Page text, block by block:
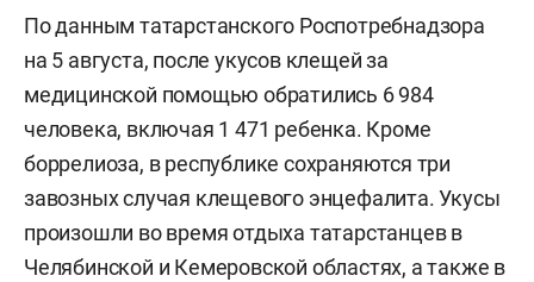
По данным татарстанского Роспотребнадзора
на 5 августа, после укусов клещей за
медицинской помощью обратились 6 984
человека, включая 1 471 ребенка. Кроме
боррелиоза, в республике сохраняются три
завозных случая клещевого энцефалита. Укусы
произошли во время отдыха татарстанцев в
Челябинской и Кемеровской областях, а также в